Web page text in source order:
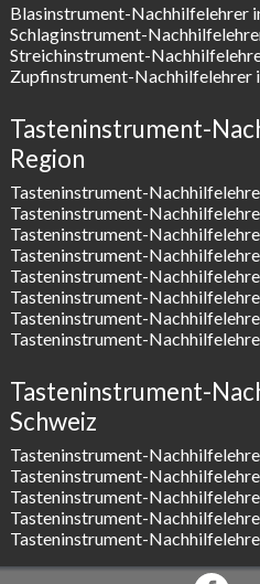
Blasinstrument-Nachhilfelehrer
Schlaginstrument-
Streichinstrument-
Zupfinstrument-Nachhilfelehrer
Tasteninstrument-
Region
Tasteninstrument-
Tasteninstrument-
Tasteninstrument-
Tasteninstrument-
Tasteninstrument-
Tasteninstrument-
Tasteninstrument-
Tasteninstrument-
Tasteninstrument-
Schweiz
Tasteninstrument-
Tasteninstrument-
Tasteninstrument-
Tasteninstrument-
Tasteninstrument-